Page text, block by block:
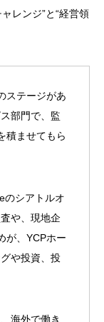
レンジ”と“経営領
ステージがあ
部門で、監
積ませてもら
のシアトルオ
や、現地企
が、YCPホー
や投資、投
海外で働き